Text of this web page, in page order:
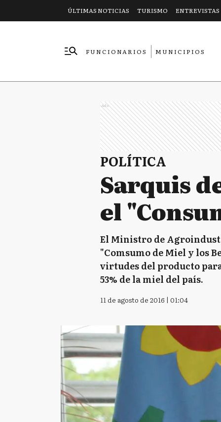
ÚLTIMAS NOTICIAS TURISMO ENTREVISTAS
FUNCIONARIOS
MUNICIPIOS
Ads
POLÍTICA
Sarquis
el
El Ministro de
"Comsumo de Miel y los
virtudes del producto
53% de la miel del país.
11 de agosto de 2016 | 01:04